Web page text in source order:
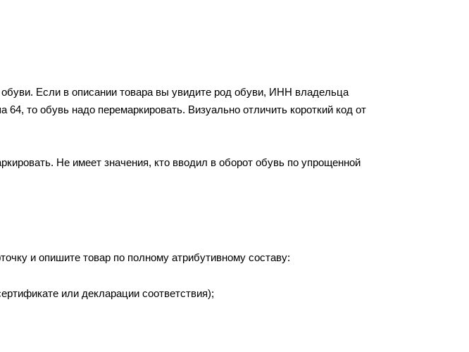
Если в описании товара вы увидите род обуви, ИНН владельца
то обувь надо перемаркировать. Визуально отличить короткий код от
Не имеет значения, кто вводил в оборот обувь по упрощенной
и опишите товар по полному атрибутивному составу:
или декларации соответствия);